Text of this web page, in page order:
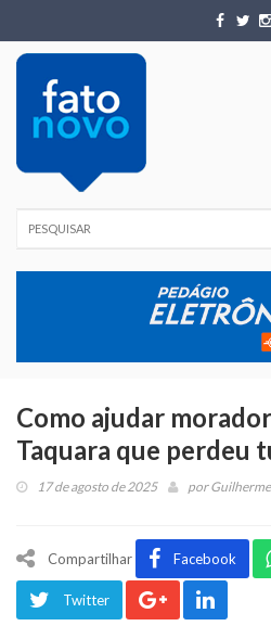
Como ajudar
Taquara que perdeu
17 de agosto de 2025 por
Compartilhar Facebook
Twitter